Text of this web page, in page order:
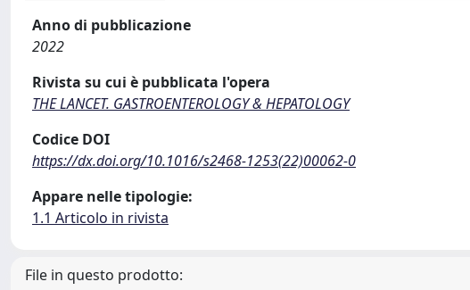
Anno di pubblicazione
2022
Rivista su cui è pubblicata l'opera
THE LANCET. GASTROENTEROLOGY & HEPATOLOGY
Codice DOI
https://dx.doi.org/10.1016/s2468-1253(22)00062-0
Appare nelle tipologie:
1.1 Articolo in rivista
File in questo prodotto: